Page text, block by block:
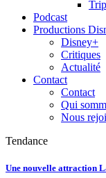
Podcast
Productions
Disney+
Critiques
Actualité
Contact
Contact
Qui
Nous
Tendance
Une nouvelle attraction